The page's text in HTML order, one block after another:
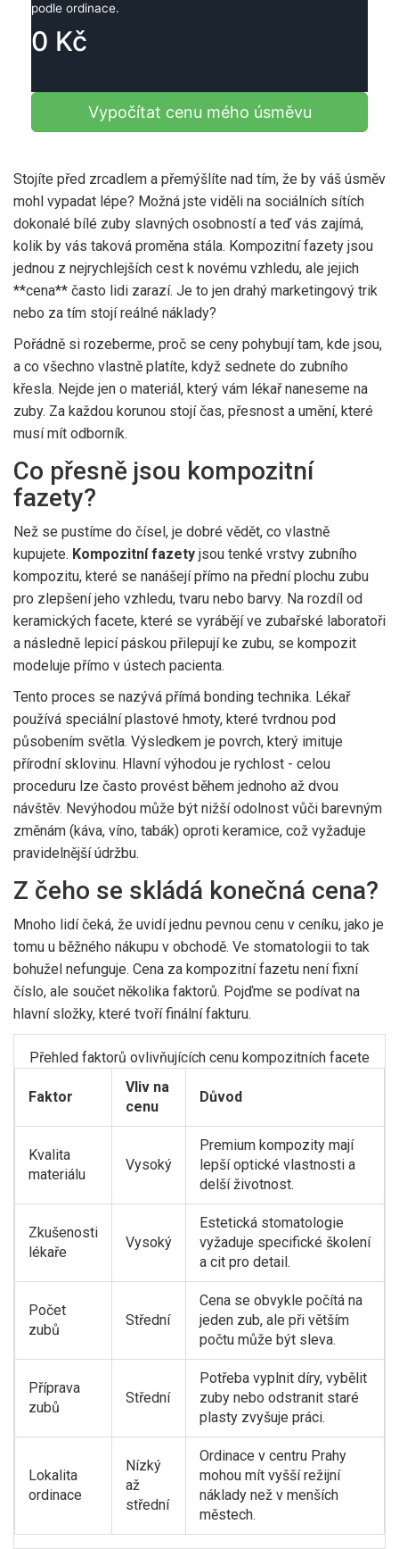
podle ordinace.
0 Kč
Vypočítat cenu mého úsměvu
Stojíte před zrcadlem a přemýšlíte nad tím, že by váš úsměv
mohl vypadat lépe? Možná jste viděli na sociálních sítích
dokonalé bílé zuby slavných osobností a teď vás zajímá,
kolik by vás taková proměna stála. Kompozitní fazety jsou
jednou z nejrychlejších cest k novému vzhledu, ale jejich
**cena** často lidi zarazí. Je to jen drahý marketingový trik
nebo za tím stojí reálné náklady?
Pořádně si rozeberme, proč se ceny pohybují tam, kde jsou,
a co všechno vlastně platíte, když sednete do zubního
křesla. Nejde jen o materiál, který vám lékař naneseme na
zuby. Za každou korunou stojí čas, přesnost a umění, které
musí mít odborník.
Co přesně jsou kompozitní
fazety?
Než se pustíme do čísel, je dobré vědět, co vlastně
kupujete. Kompozitní fazety jsou tenké vrstvy zubního
kompozitu, které se nanášejí přímo na přední plochu zubu
pro zlepšení jeho vzhledu, tvaru nebo barvy. Na rozdíl od
keramických facete, které se vyrábějí ve zubařské laboratoři
a následně lepicí páskou přilepují ke zubu, se kompozit
modeluje přímo v ústech pacienta.
Tento proces se nazývá přímá bonding technika. Lékař
používá speciální plastové hmoty, které tvrdnou pod
působením světla. Výsledkem je povrch, který imituje
přírodní sklovinu. Hlavní výhodou je rychlost - celou
proceduru lze často provést během jednoho až dvou
návštěv. Nevýhodou může být nižší odolnost vůči barevným
změnám (káva, víno, tabák) oproti keramice, což vyžaduje
pravidelnější údržbu.
Z čeho se skládá konečná cena?
Mnoho lidí čeká, že uvidí jednu pevnou cenu v ceníku, jako je
tomu u běžného nákupu v obchodě. Ve stomatologii to tak
bohužel nefunguje. Cena za kompozitní fazetu není fixní
číslo, ale součet několika faktorů. Pojďme se podívat na
hlavní složky, které tvoří finální fakturu.
Přehled faktorů ovlivňujících cenu kompozitních facete
Faktor
Vliv na
cenu
Důvod
Kvalita
materiálu
Vysoký
Premium kompozity mají
lepší optické vlastnosti a
delší životnost.
Zkušenosti
lékaře
Vysoký
Estetická stomatologie
vyžaduje specifické školení
a cit pro detail.
Počet
zubů
Střední
Cena se obvykle počítá na
jeden zub, ale při větším
počtu může být sleva.
Příprava
zubů
Střední
Potřeba vyplnit díry, vybělit
zuby nebo odstranit staré
plasty zvyšuje práci.
Lokalita
ordinace
Nízký
až
střední
Ordinace v centru Prahy
mohou mít vyšší režijní
náklady než v menších
městech.